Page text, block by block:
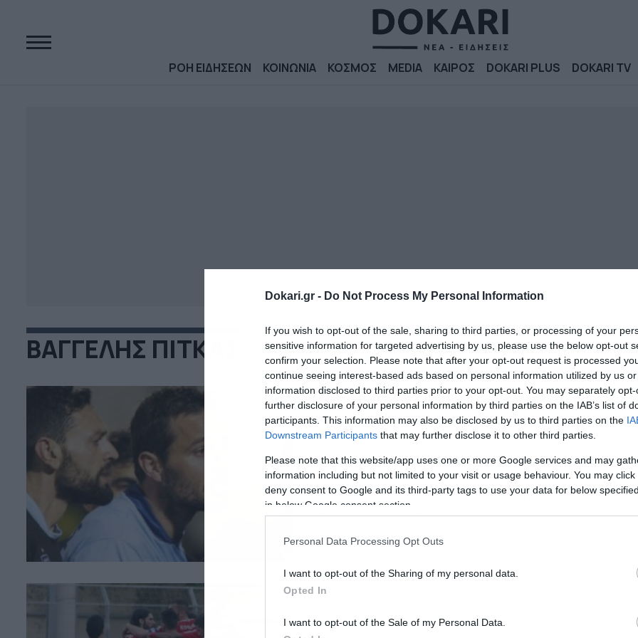
Dokari.gr - Do Not Process My Personal Information
If you wish to opt-out of the sale, sharing to third parties, or processing of your
sensitive information for targeted advertising by us, please use the below opt-out
confirm your selection. Please note that after your opt-out request is processed
continue seeing interest-based ads based on personal information utilized by us
information disclosed to third parties prior to your opt-out. You may separately
further disclosure of your personal information by third parties on the IAB’s list of
participants. This information may also be disclosed by us to third parties on the
Downstream Participants that may further disclose it to other third parties.
Please note that this website/app uses one or more Google services and may
information including but not limited to your visit or usage behaviour. You may
deny consent to Google and its third-party tags to use your data for below
in below Google consent section.
Personal Data Processing Opt Outs
I want to opt-out of the Sharing of my personal data.
Opted In
I want to opt-out of the Sale of my Personal Data.
ΡΟΗ ΕΙΔΗΣΕΩΝ ΚΟΙΝΩΝΙΑ ΚΟΣΜΟΣ MEDIA ΚΑΙΡΟΣ DOKARI PLUS DOKARI TV
ΒΑΓΓΕΛΗΣ ΠΙΤΚΑΣ
22/07/2015 15:56
ΑΟ Τρίκαλα: Συμφώνησε με Πίτκα
Οι Θεσσαλοί φρόντισαν και θωράκισαν την εστία τους καθώς
μεσημέρι της Τετάρτης (22/7) ανακοίνωσαν την απόκτηση του
πολύπειρου τερματοφύλακα, Βαγγέλη Πίτκα. Ο έμπειρος
στους νεοφώτιστου. Η άφιξη του στα Τρίκαλα να αναμένεται
στην προετοιμασία. Η […]
25/05/2014